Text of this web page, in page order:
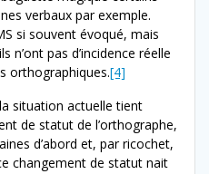
verbaux par exemple.
si souvent évoqué, mais
n’ont pas d’incidence réelle
orthographiques.[4]
situation actuelle tient
de statut de l’orthographe,
d’abord et, par ricochet,
changement de statut nait